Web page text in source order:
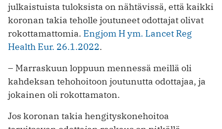
julkaistuista tuloksista on nähtävissä, että kaikki
koronan takia teholle joutuneet odottajat olivat
rokottamattomia. Engjom H ym. Lancet Reg
Health Eur. 26.1.2022.
– Marraskuun loppuun mennessä meillä oli
kahdeksan tehohoitoon joutunutta odottajaa, ja
jokainen oli rokottamaton.
Jos koronan takia hengityskonehoitoa